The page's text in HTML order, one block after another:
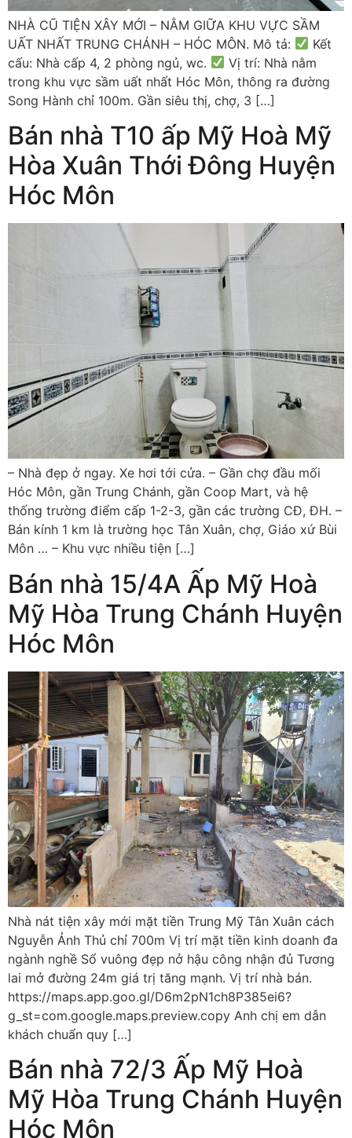
NHÀ CŨ TIỆN XÂY MỚI – NẰM GIỮA KHU VỰC SẦM
UẤT NHẤT TRUNG CHÁNH – HÓC MÔN. Mô tả:
Kết
cấu: Nhà cấp 4, 2 phòng ngủ, wc.
Vị trí: Nhà nằm
trong khu vực sầm uất nhất Hóc Môn, thông ra đường
Song Hành chỉ 100m. Gần siêu thị, chợ, 3 […]
Bán nhà T10 ấp Mỹ Hoà Mỹ
Hòa Xuân Thới Đông Huyện
Hóc Môn
– Nhà đẹp ở ngay. Xe hơi tới cửa. – Gần chợ đầu mối
Hóc Môn, gần Trung Chánh, gần Coop Mart, và hệ
thống trường điểm cấp 1-2-3, gần các trường CĐ, ĐH. –
Bán kính 1 km là trường học Tân Xuân, chợ, Giáo xứ Bùi
Môn … – Khu vực nhiều tiện […]
Bán nhà 15/4A Ấp Mỹ Hoà
Mỹ Hòa Trung Chánh Huyện
Hóc Môn
Nhà nát tiện xây mới mặt tiền Trung Mỹ Tân Xuân cách
Nguyễn Ảnh Thủ chỉ 700m Vị trí mặt tiền kinh doanh đa
ngành nghề Sổ vuông đẹp nở hậu công nhận đủ Tương
lai mở đường 24m giá trị tăng mạnh. Vị trí nhà bán.
https://maps.app.goo.gl/D6m2pN1ch8P385ei6?
g_st=com.google.maps.preview.copy Anh chị em dẫn
khách chuẩn quy […]
Bán nhà 72/3 Ấp Mỹ Hoà
Mỹ Hòa Trung Chánh Huyện
Hóc Môn